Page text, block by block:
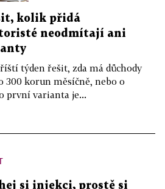
kolik přidá
neodmítají ani
týden řešit, zda má důchody
300 korun měsíčně, nebo o
první varianta je...
si injekci, prostě si